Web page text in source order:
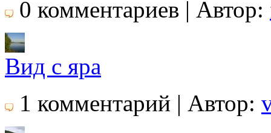
0 комментариев | Автор:
Вид с яра
1 комментарий | Автор: